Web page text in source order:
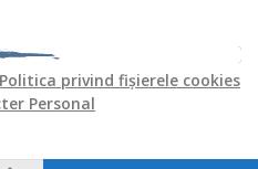
Politica privind fișierele cookies
Personal